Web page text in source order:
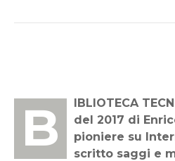
BIBLIOTECA TECNOLOGICA - Un libro
del 2017 di
pioniere su
scritto saggi e